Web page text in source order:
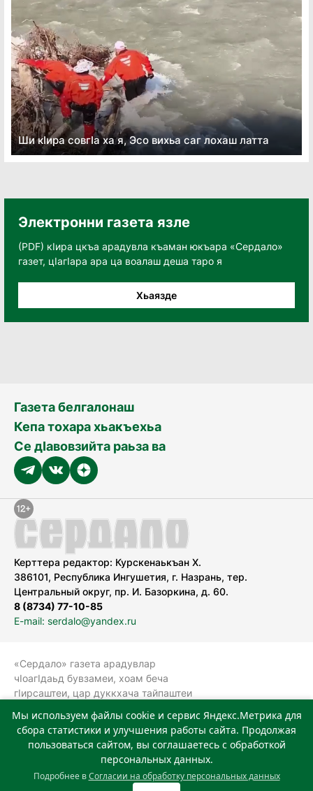
Ши кӏира совгӏа ха я, Эсо вихьа саг лохаш латта
Электронни газета язле
(PDF) кӀира цкъа арадувла къаман юкъара «Сердало»
газет, цӀагӀара ара ца воалаш деша таро я
Хьаязде
Газета белгалонаш
Кепа тохара хьакъехьа
Се дӀавовзийта раьза ва
Керттера редактор: Курскенаькъан Х.
386101, Республика Ингушетия, г. Назрань, тер.
Центральный округ, пр. И. Базоркина, д. 60.
8 (8734) 77-10-85
E-mail: serdalo@yandex.ru
«Сердало» газета арадувлар
чIоагIдаьд бувзамеи, хоам беча
гIирсаштеи, цар дуккхача тайпаштеи
болхлоша (Роскомнадзор).
Реестровая запись СМИ: ЭЛ № ФС 77-
78323 от 15.05.2020 г. Учредитель:
Государственное автономное
учреждение «Издательский дом
Мы используем файлы cookie и сервис Яндекс.Метрика для
сбора статистики и улучшения работы сайта. Продолжая
пользоваться сайтом, вы соглашаетесь с обработкой
персональных данных.
Подробнее вСогласии на обработку персональных данных